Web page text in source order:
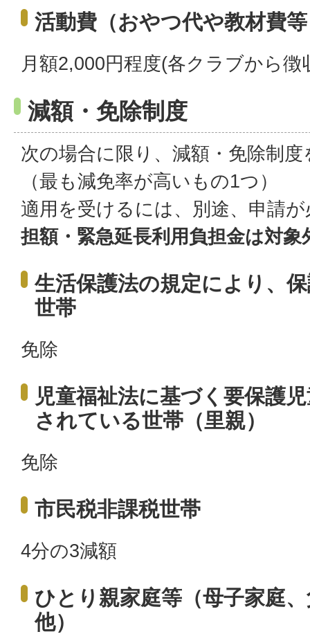
活動費（おやつ代や教材費
月額2,000円程度(各クラブから徴
減額・免除制度
次の場合に限り、減額・免除制
（最も減免率が高いもの1つ）
適用を受けるには、別途、申請
担額・緊急延長利用負担金は対象
生活保護法の規定により、
世帯
免除
児童福祉法に基づく要保護
されている世帯（里親）
免除
市民税非課税世帯
4分の3減額
ひとり親家庭等（母子家庭
他）